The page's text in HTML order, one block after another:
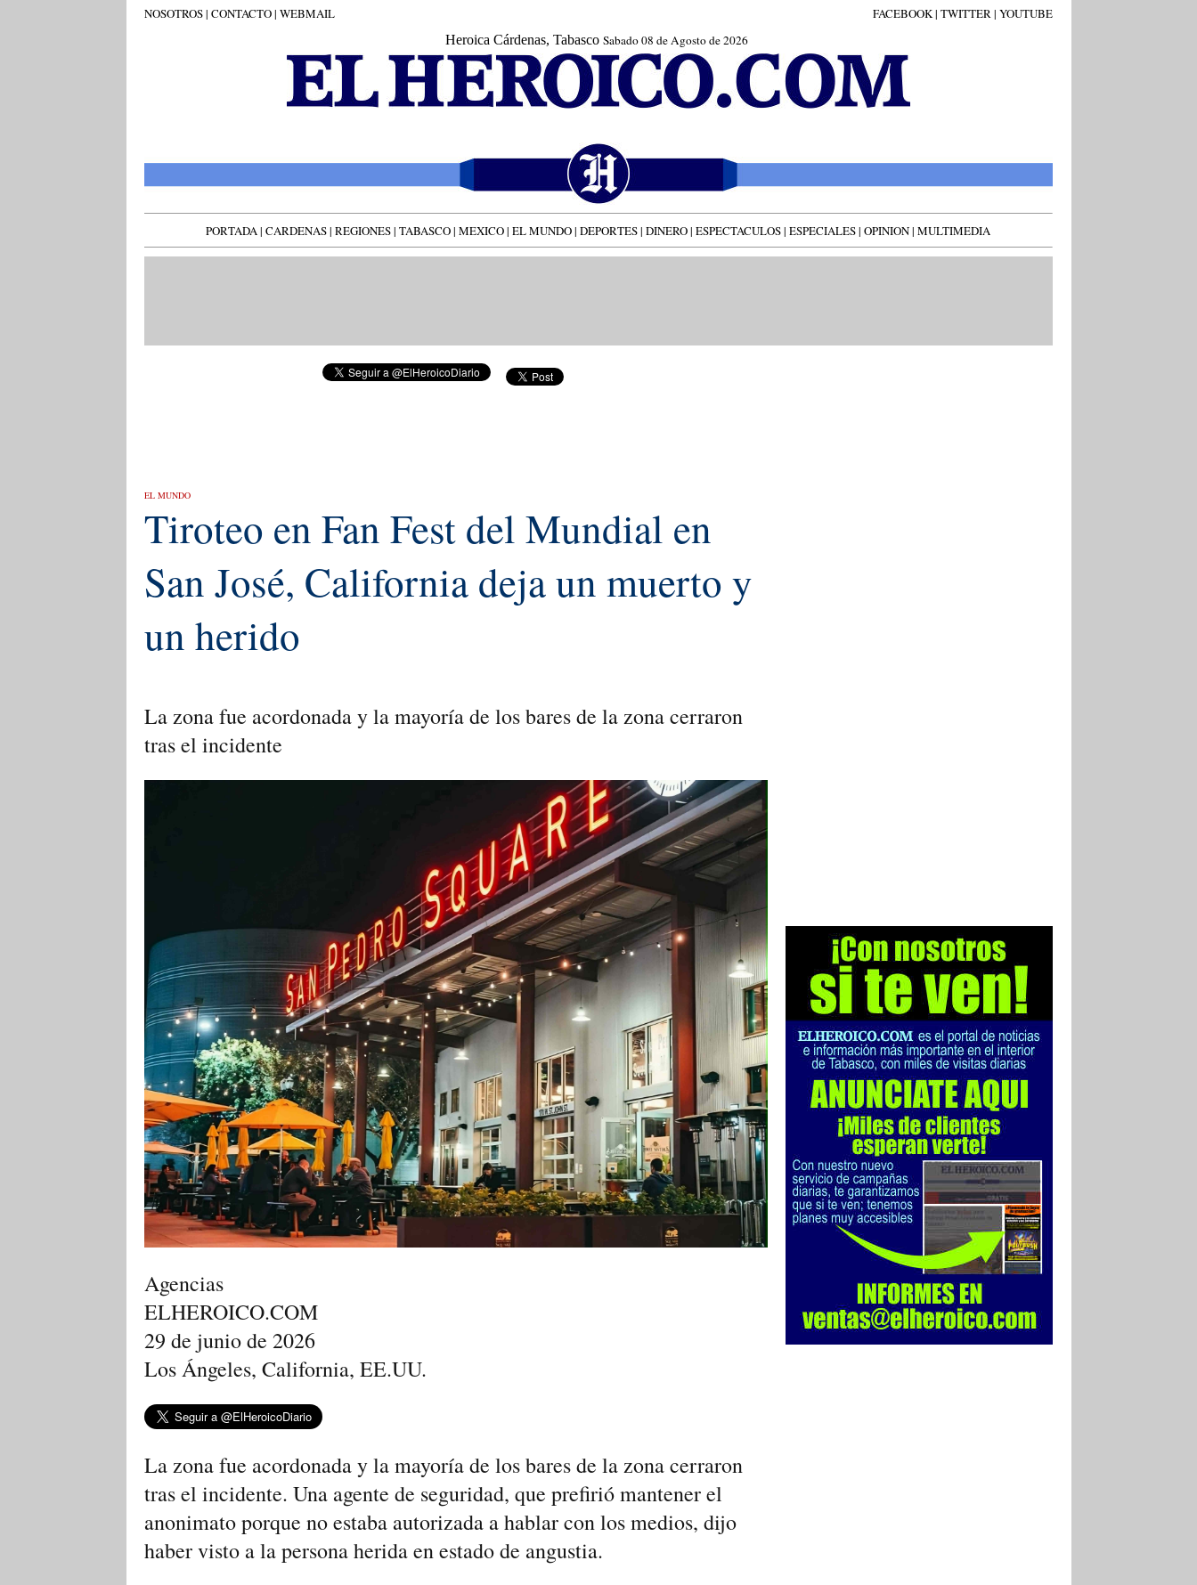
NOSOTROS| CONTACTO| WEBMAIL FACEBOOK| TWITTER| YOUTUBE
Heroica Cárdenas, Tabasco Sabado 08 de Agosto de 2026
PORTADA| CARDENAS| REGIONES| TABASCO| MEXICO| EL MUNDO| DEPORTES| DINERO| ESPECTACULOS| ESPECIALES| OPINION| MULTIMEDIA
EL MUNDO
Tiroteo en Fan Fest del Mundial en
San José, California deja un muerto y
un herido
La zona fue acordonada y la mayoría de los bares de ‌la zona cerraron
tras el incidente
Agencias
ELHEROICO.COM
29 de junio de 2026
Los Ángeles, California, EE.UU.
La zona fue acordonada y la mayoría de los bares de ‌la zona cerraron
tras el incidente. Una agente de seguridad, que prefirió mantener el
anonimato porque ⁠no estaba autorizada a hablar con los medios, dijo
haber visto a la persona herida en estado de angustia.